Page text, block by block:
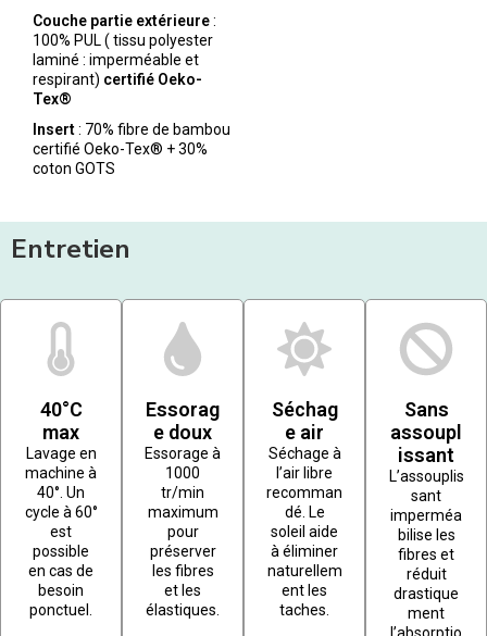
Couche partie extérieure:
100% PUL ( tissu polyester
laminé : imperméable et
respirant) certifié Oeko-
Tex®
Insert: 70% fibre de bambou
certifié Oeko-Tex® + 30%
coton GOTS
Entretien
40°C
max
Lavage en
machine à
40°. Un
cycle à 60°
est
possible
en cas de
besoin
ponctuel.
Essorag
e doux
Essorage à
1000
tr/min
maximum
pour
préserver
les fibres
et les
élastiques.
Séchag
e air
Séchage à
l’air libre
recomman
dé. Le
soleil aide
à éliminer
naturellem
ent les
taches.
Sans
assoupl
issant
L’assouplis
sant
imperméa
bilise les
fibres et
réduit
drastique
ment
l’absorptio